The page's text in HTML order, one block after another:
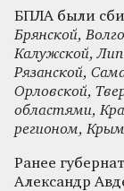
БПЛА были
Брянской,
Калужской,
Рязанской,
Орловской,
областями,
регионом,
Ранее
Александр